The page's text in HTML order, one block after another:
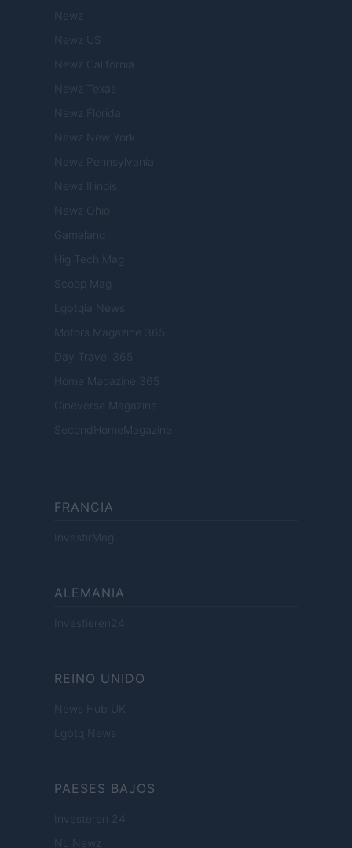
Newz
Newz US
Newz California
Newz Texas
Newz Florida
Newz New York
Newz Pennsylvania
Newz Illinois
Newz Ohio
Gameland
Hig Tech Mag
Scoop Mag
Lgbtqia News
Motors Magazine 365
Day Travel 365
Home Magazine 365
Cineverse Magazine
SecondHomeMagazine
FRANCIA
InvestirMag
ALEMANIA
Investieren24
REINO UNIDO
News Hub UK
Lgbtq News
PAESES BAJOS
Investeren 24
NL Newz